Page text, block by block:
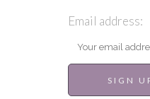
Email address: